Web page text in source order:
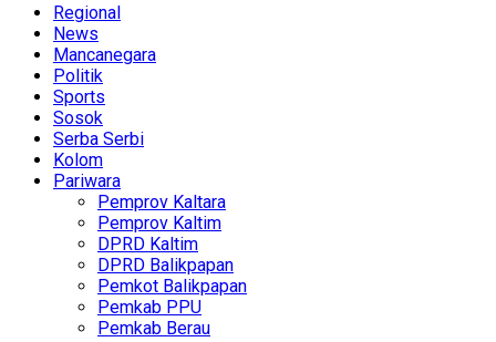
Regional
News
Mancanegara
Politik
Sports
Sosok
Serba Serbi
Kolom
Pariwara
Pemprov Kaltara
Pemprov Kaltim
DPRD Kaltim
DPRD Balikpapan
Pemkot Balikpapan
Pemkab PPU
Pemkab Berau